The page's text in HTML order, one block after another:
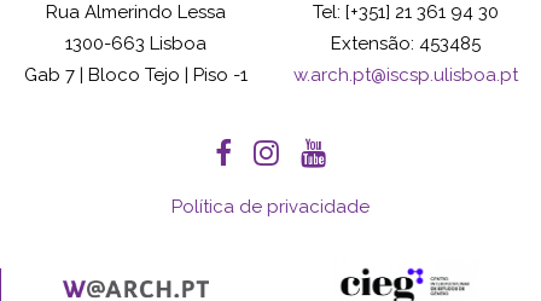
Rua Almerindo Lessa
1300-663 Lisboa
Gab 7 | Bloco Tejo | Piso -1
Tel: [+351] 21 361 94 30
Extensão: 453485
w.arch.pt@iscsp.ulisboa.pt
Política de privacidade